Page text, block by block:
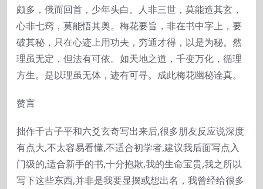
颇多，俄而回首，少年头白。人非三世，莫能造其玄，
心非七窍，莫能悟其奥。梅花要旨，非在书中字上，要
破其秘，只在心迹上用功夫，穷通才得，以是为秘。然
理虽无定，但法有可依。如天地之道，千变万化，循理
方生。是以理虽无体，迹有可寻。成此梅花幽秘诠真。
赘言
拙作千古子平和六爻玄奇写出来后,很多朋友反应说深度
有点大,不太容易看懂,不适合初学者,建议我后面写点入
门级的,适合新手的书,十分抱歉,我的生命宝贵,我之所以
写下这些东西,并非是我要显摆或想出名，我曾经给很多